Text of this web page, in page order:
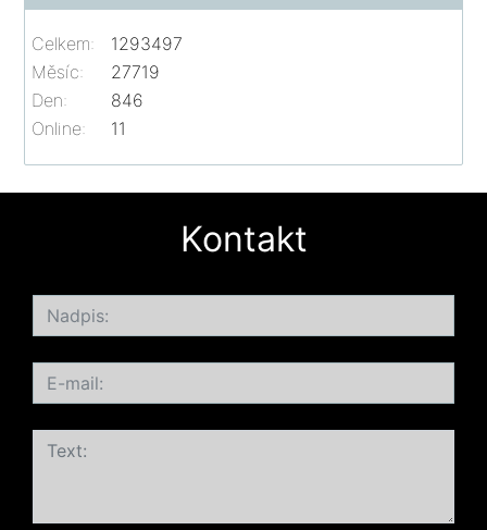
Online: 11
Celkem:
1293497
Měsíc:
27719
Den:
846
Kontakt